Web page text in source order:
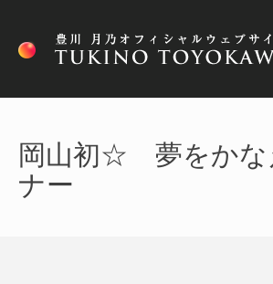
岡山初☆ 夢をかな
ナー